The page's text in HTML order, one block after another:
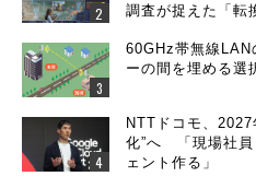
調査が捉えた「転
60GHz帯無線
ーの間を埋める選
NTTドコモ、2027
化”へ 「現場社員
ェント作る」